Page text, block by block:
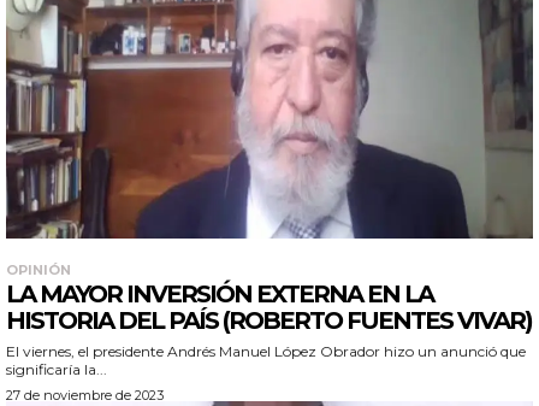
OPINIÓN
LA MAYOR INVERSIÓN EXTERNA EN LA
HISTORIA DEL PAÍS (ROBERTO FUENTES VIVAR)
El viernes, el presidente Andrés Manuel López Obrador hizo un anunció que
significaría la...
27 de noviembre de 2023